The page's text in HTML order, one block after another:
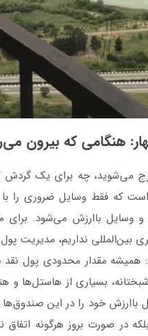
که بیرون
می‌شوید، چه برای یک گردش
که فقط وسایل ضروری را
وسایل باارزش می‌شود. برای
بین‌المللی نداریم،
مقدار محدودی پول نقد
بسیاری از هاستل‌ها و
باارزش خود را در این
در صورت بروز هرگونه اتفاق